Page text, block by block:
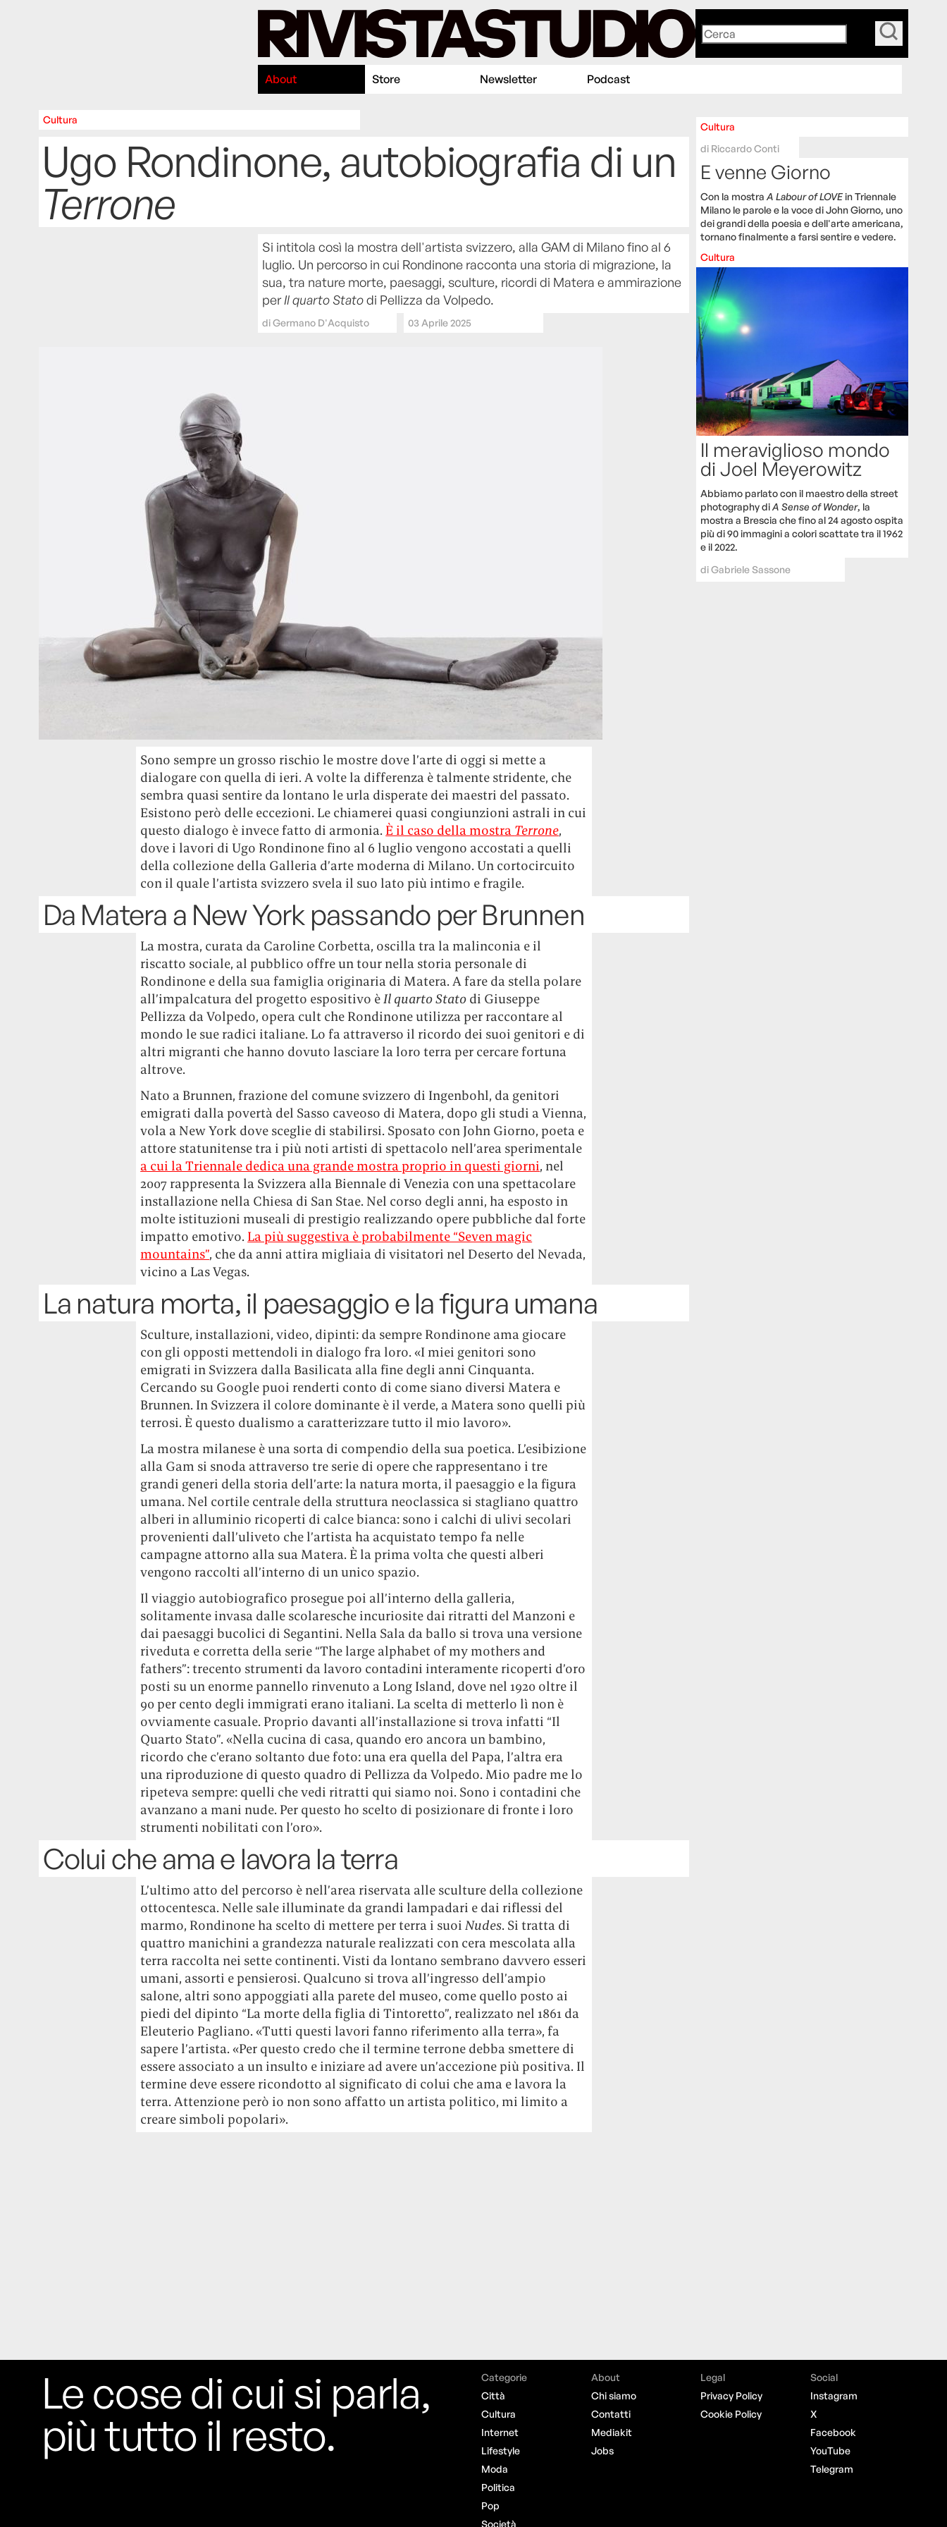
About Store Newsletter Podcast
Cultura
Ugo Rondinone, autobiografia di un
Terrone
Si intitola così la mostra dell'artista svizzero, alla GAM di Milano fino al 6
luglio. Un percorso in cui Rondinone racconta una storia di migrazione, la
sua, tra nature morte, paesaggi, sculture, ricordi di Matera e ammirazione
per Il quarto Statodi Pellizza da Volpedo.
diGermano D'Acquisto 03 Aprile 2025
Sono sempre un grosso rischio le mostre dove l’arte di oggi si mette a
dialogare con quella di ieri. A volte la differenza è talmente stridente, che
sembra quasi sentire da lontano le urla disperate dei maestri del passato.
Esistono però delle eccezioni. Le chiamerei quasi congiunzioni astrali in cui
questo dialogo è invece fatto di armonia. È il caso della mostra Terrone,
dove i lavori di Ugo Rondinone fino al 6 luglio vengono accostati a quelli
della collezione della Galleria d’arte moderna di Milano. Un cortocircuito
con il quale l’artista svizzero svela il suo lato più intimo e fragile.
Da Matera a New York passando per Brunnen
La mostra, curata da Caroline Corbetta, oscilla tra la malinconia e il
riscatto sociale, al pubblico offre un tour nella storia personale di
Rondinone e della sua famiglia originaria di Matera. A fare da stella polare
all’impalcatura del progetto espositivo èIl quarto Stato di Giuseppe
Pellizza da Volpedo, opera cult che Rondinone utilizza per raccontare al
mondo le sue radici italiane. Lo fa attraverso il ricordo dei suoi genitori e di
altri migranti che hanno dovuto lasciare la loro terra per cercare fortuna
altrove.
Nato a Brunnen, frazione del comune svizzero di Ingenbohl, da genitori
emigrati dalla povertà del Sasso caveoso di Matera, dopo gli studi a Vienna,
vola a New York dove sceglie di stabilirsi. Sposato con John Giorno, poeta e
attore statunitense tra i più noti artisti di spettacolo nell’area sperimentale
a cui la Triennale dedica una grande mostra proprio in questi giorni, nel
2007 rappresenta la Svizzera alla Biennale di Venezia con una spettacolare
installazione nella Chiesa di San Stae. Nel corso degli anni, ha esposto in
molte istituzioni museali di prestigio realizzando opere pubbliche dal forte
impatto emotivo. La più suggestiva è probabilmente “Seven magic
mountains”, che da anni attira migliaia di visitatori nel Deserto del Nevada,
vicino a Las Vegas.
La natura morta, il paesaggio e la figura umana
Sculture, installazioni, video, dipinti: da sempre Rondinone ama giocare
con gli opposti mettendoli in dialogo fra loro. «I miei genitori sono
emigrati in Svizzera dalla Basilicata alla fine degli anni Cinquanta.
Cercando su Google puoi renderti conto di come siano diversi Matera e
Brunnen. In Svizzera il colore dominante è il verde, a Matera sono quelli più
terrosi. È questo dualismo a caratterizzare tutto il mio lavoro».
La mostra milanese è una sorta di compendio della sua poetica. L’esibizione
alla Gam si snoda attraverso tre serie di opere che rappresentano i tre
grandi generi della storia dell’arte: la natura morta, il paesaggio e la figura
umana. Nel cortile centrale della struttura neoclassica si stagliano quattro
alberi in alluminio ricoperti di calce bianca: sono i calchi di ulivi secolari
provenienti dall’uliveto che l’artista ha acquistato tempo fa nelle
campagne attorno alla sua Matera. È la prima volta che questi alberi
vengono raccolti all’interno di un unico spazio.
Il viaggio autobiografico prosegue poi all’interno della galleria,
solitamente invasa dalle scolaresche incuriosite dai ritratti del Manzoni e
dai paesaggi bucolici di Segantini. Nella Sala da ballo si trova una versione
riveduta e corretta della serie “The large alphabet of my mothers and
fathers”: trecento strumenti da lavoro contadini interamente ricoperti d’oro
posti su un enorme pannello rinvenuto a Long Island, dove nel 1920 oltre il
90 per cento degli immigrati erano italiani. La scelta di metterlo lì non è
ovviamente casuale. Proprio davanti all’installazione si trova infatti “Il
Quarto Stato”. «Nella cucina di casa, quando ero ancora un bambino,
ricordo che c’erano soltanto due foto: una era quella del Papa, l’altra era
una riproduzione di questo quadro di Pellizza da Volpedo. Mio padre me lo
ripeteva sempre: quelli che vedi ritratti qui siamo noi. Sono i contadini che
avanzano a mani nude. Per questo ho scelto di posizionare di fronte i loro
strumenti nobilitati con l’oro».
Colui che ama e lavora la terra
L’ultimo atto del percorso è nell’area riservata alle sculture della collezione
ottocentesca. Nelle sale illuminate da grandi lampadari e dai riflessi del
marmo, Rondinone ha scelto di mettere per terra i suoiNudes. Si tratta di
quattro manichini a grandezza naturale realizzati con cera mescolata alla
terra raccolta nei sette continenti. Visti da lontano sembrano davvero esseri
umani, assorti e pensierosi. Qualcuno si trova all’ingresso dell’ampio
salone, altri sono appoggiati alla parete del museo, come quello posto ai
piedi del dipinto “La morte della figlia di Tintoretto”, realizzato nel 1861 da
Eleuterio Pagliano. «Tutti questi lavori fanno riferimento alla terra», fa
sapere l’artista. «Per questo credo che il termine terrone debba smettere di
essere associato a un insulto e iniziare ad avere un’accezione più positiva. Il
termine deve essere ricondotto al significato di colui che ama e lavora la
terra. Attenzione però io non sono affatto un artista politico, mi limito a
creare simboli popolari».
Cultura
di Riccardo Conti
E venne Giorno
Con la mostraA Labour of LOVEin Triennale
Milano le parole e la voce di John Giorno, uno
dei grandi della poesia e dell'arte americana,
tornano finalmente a farsi sentire e vedere.
Cultura
Il meraviglioso mondo
di Joel Meyerowitz
Abbiamo parlato con il maestro della street
photography diA Sense of Wonder, la
mostra a Brescia che fino al 24 agosto ospita
più di 90 immagini a colori scattate tra il 1962
e il 2022.
diGabriele Sassone
Le cose di cui si parla,
più tutto il resto.
Categorie
Città
Cultura
Internet
Lifestyle
Moda
Politica
Pop
Società
About
Chi siamo
Contatti
Mediakit
Jobs
Legal
Privacy Policy
Cookie Policy
Social
Instagram
X
Facebook
YouTube
Telegram